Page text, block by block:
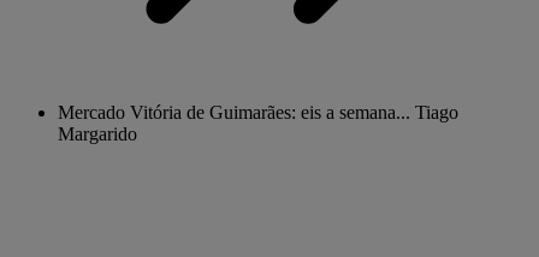
Mercado Vitória de Guimarães: eis a semana... Tiago
Margarido